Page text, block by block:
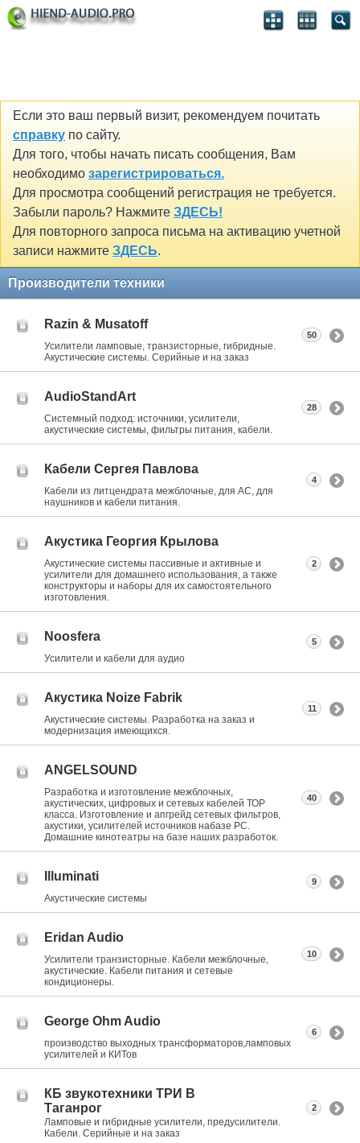
Если это ваш первый визит, рекомендуем почитать
справку по сайту.
Для того, чтобы начать писать сообщения, Вам
необходимо зарегистрироваться.
Для просмотра сообщений регистрация не требуется.
Забыли пароль? Нажмите ЗДЕСЬ!
Для повторного запроса письма на активацию учетной
записи нажмите ЗДЕСЬ.
Производители техники
Razin & Musatoff
Усилители ламповые, транзисторные, гибридные.
Акустические системы. Серийные и на заказ
50
AudioStandArt
Системный подход: источники, усилители,
акустические системы, фильтры питания, кабели.
28
Кабели Сергея Павлова
Кабели из литцендрата межблочные, для АС, для
наушников и кабели питания.
4
Акустика Георгия Крылова
Акустические системы пассивные и активные и
усилители для домашнего использования, а также
конструкторы и наборы для их самостоятельного
изготовления.
2
Noosfera
Усилители и кабели для аудио
5
Акустика Noize Fabrik
Акустические системы. Разработка на заказ и
модернизация имеющихся.
11
ANGELSOUND
Разработка и изготовление межблочных,
акустических, цифровых и сетевых кабелей ТОР
класса. Изготовление и апгрейд сетевых фильтров,
акустики, усилителей источников набазе РС.
Домашние кинотеатры на базе наших разработок.
40
Illuminati
Акустические системы
9
Eridan Audio
Усилители транзисторные. Кабели межблочные,
акустические. Кабели питания и сетевые
кондиционеры.
10
George Ohm Audio
производство выходных трансформаторов,ламповых
усилителей и КИТов
6
КБ звукотехники ТРИ В
Таганрог
Ламповые и гибридные усилители, предусилители.
Кабели. Серийные и на заказ
2